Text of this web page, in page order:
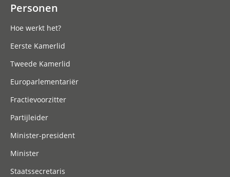
Personen
Hoe werkt het?
Eerste Kamerlid
Tweede Kamerlid
Europarlementariër
Fractievoorzitter
Partijleider
Minister-president
Minister
Staatssecretaris